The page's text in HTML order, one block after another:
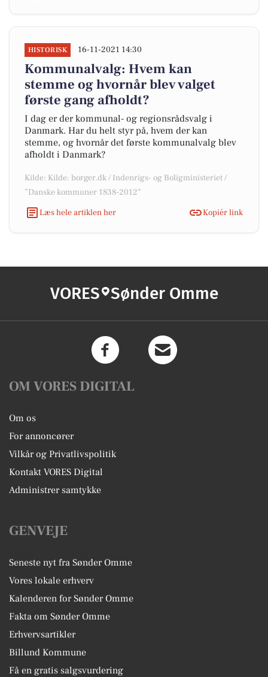
HISTORISK 16-11-2021 14:30
Kommunalvalg: Hvem kan
stemme og hvornår blev valget
første gang afholdt?
I dag er der kommunal- og regionsrådsvalg i
Danmark. Har du helt styr på, hvem der kan
stemme, og hvornår det første kommunalvalg blev
afholdt i Danmark?
Kilde: Kilde: borger.dk / Indenrigs- og Boligministeriet /
”Danske kommuner 1838-2012”
Læs hele artiklen her
Kopiér link
VORES Sønder Omme
OM VORES DIGITAL
Om os
For annoncører
Vilkår og Privatlivspolitik
Kontakt VORES Digital
Administrer samtykke
GENVEJE
Seneste nyt fra Sønder Omme
Vores lokale erhverv
Kalenderen for Sønder Omme
Fakta om Sønder Omme
Erhvervsartikler
Billund Kommune
Få en gratis salgsvurdering